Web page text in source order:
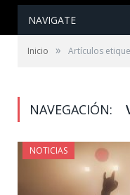
NAVIGATE
Inicio » Artículos
NAVEGACIÓN:
NOTICIAS